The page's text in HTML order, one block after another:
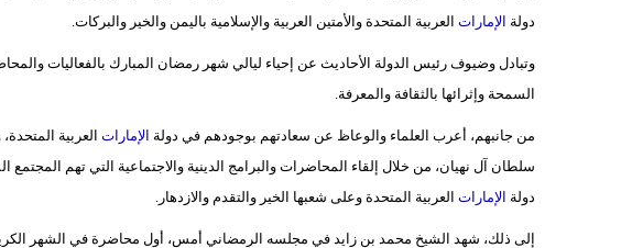
دولة الإماراتالعربية المتحدة والأمتين العربية والإسلامية باليمن والخير والبركات.
وتبادل وضيوف رئيس الدولة الأحاديث عن إحياء ليالي شهر رمضان المبارك بالفعاليات
السمحة وإثرائها بالثقافة والمعرفة.
من جانبهم، أعرب العلماء والوعاظ عن سعادتهم بوجودهم في دولة الإماراتالعربية
سلطان آل نهيان، من خلال إلقاء المحاضرات والبرامج الدينية والاجتماعية التي تهم
دولة الإماراتالعربية المتحدة وعلى شعبها الخير والتقدم والازدهار.
إلى ذلك، شهد الشيخ محمد بن زايد في مجلسه الرمضاني أمس، أول محاضرة في الشهر